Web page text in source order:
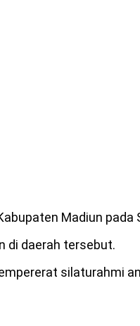
Madiun
di daerah tersebut.
silaturahmi